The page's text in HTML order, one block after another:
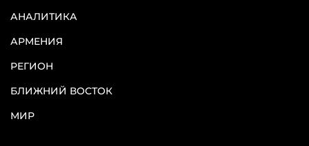
АНАЛИТИКА
АРМЕНИЯ
РЕГИОН
БЛИЖНИЙ ВОСТОК
МИР